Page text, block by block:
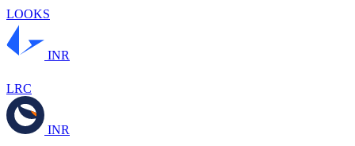
LOOKS
INR
LRC
INR